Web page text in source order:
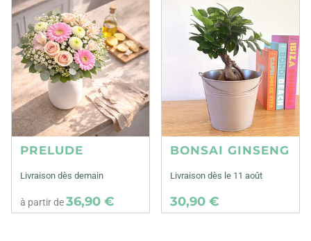
PRELUDE
Livraison dès demain
à partir de36,90 €
BONSAI GINSENG
Livraison dès le 11 août
30,90 €